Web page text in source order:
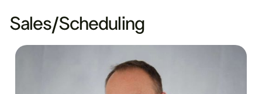
Sales/Scheduling